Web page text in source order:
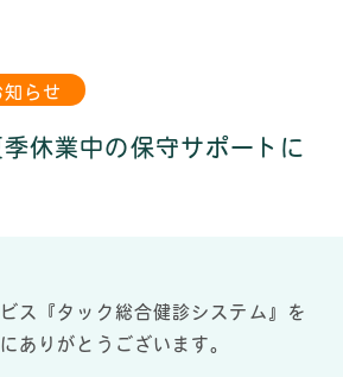
知らせ
休業中の保守サポートに
ス『タック総合健診システム』を
ありがとうございます。